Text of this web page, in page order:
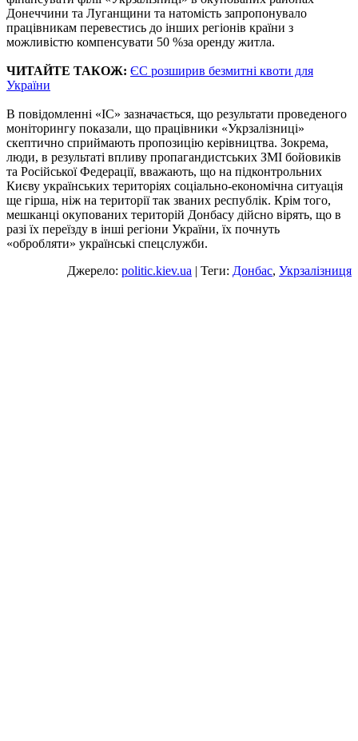
Донеччини та Луганщини та натомість запропонувало
працівникам перевестись до інших регіонів країни з
можливістю компенсувати 50 %за оренду житла.
ЧИТАЙТЕ ТАКОЖ: ЄС розширив безмитні квоти для
України
В повідомленні «ІС» зазначається, що результати проведеного
моніторингу показали, що працівники «Укрзалізниці»
скептично сприймають пропозицію керівництва. Зокрема,
люди, в результаті впливу пропагандистських ЗМІ бойовиків
та Російської Федерації, вважають, що на підконтрольних
Києву українських територіях соціально-економічна ситуація
ще гірша, ніж на території так званих республік. Крім того,
мешканці окупованих територій Донбасу дійсно вірять, що в
разі їх переїзду в інші регіони України, їх почнуть
«обробляти» українські спецслужби.
Джерело: politic.kiev.ua | Теги: Донбас, Укрзалізниця